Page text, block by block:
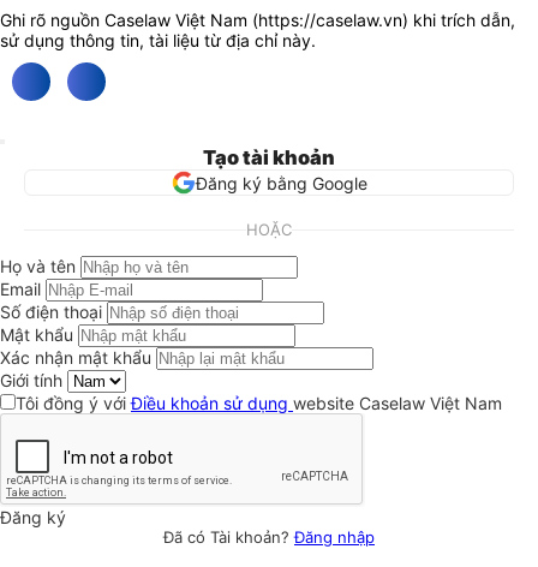
Ghi rõ nguồn Caselaw Việt Nam (https://caselaw.vn) khi trích dẫn,
sử dụng thông tin, tài liệu từ địa chỉ này.
Tạo tài khoản
Đăng ký bằng Google
HOẶC
Họ và tên
Email
Số điện thoại
Mật khẩu
Xác nhận mật khẩu
Giới tính
Tôi đồng ý vớiĐiều khoản sử dụng website Caselaw Việt Nam
Đăng ký
Đã có Tài khoản?Đăng nhập